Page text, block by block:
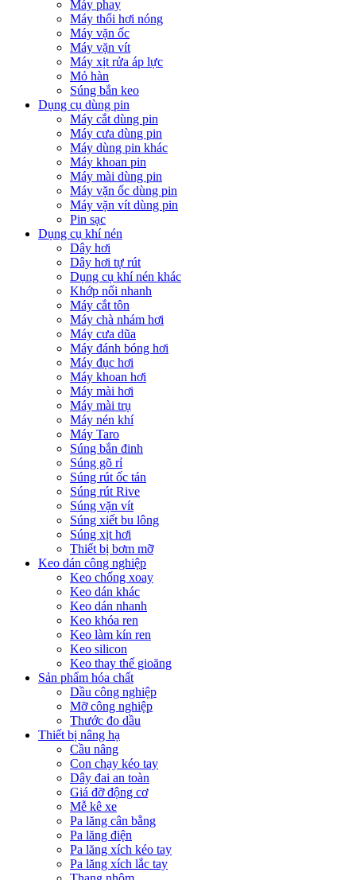
Máy phay
Máy thổi hơi nóng
Máy vặn ốc
Máy vặn vít
Máy xịt rửa áp lực
Mỏ hàn
Súng bắn keo
Dụng cụ dùng pin
Máy cắt dùng pin
Máy cưa dùng pin
Máy dùng pin khác
Máy khoan pin
Máy mài dùng pin
Máy vặn ốc dùng pin
Máy vặn vít dùng pin
Pin sạc
Dụng cụ khí nén
Dây hơi
Dây hơi tự rút
Dụng cụ khí nén khác
Khớp nối nhanh
Máy cắt tôn
Máy chà nhám hơi
Máy cưa dũa
Máy đánh bóng hơi
Máy đục hơi
Máy khoan hơi
Máy mài hơi
Máy mài trụ
Máy nén khí
Máy Taro
Súng bắn đinh
Súng gõ rỉ
Súng rút ốc tán
Súng rút Rive
Súng vặn vít
Súng xiết bu lông
Súng xịt hơi
Thiết bị bơm mỡ
Keo dán công nghiệp
Keo chống xoay
Keo dán khác
Keo dán nhanh
Keo khóa ren
Keo làm kín ren
Keo silicon
Keo thay thế gioăng
Sản phẩm hóa chất
Dầu công nghiệp
Mỡ công nghiệp
Thước đo dầu
Thiết bị nâng hạ
Cầu nâng
Con chạy kéo tay
Dây đai an toàn
Giá đỡ động cơ
Mễ kê xe
Pa lăng cân bằng
Pa lăng điện
Pa lăng xích kéo tay
Pa lăng xích lắc tay